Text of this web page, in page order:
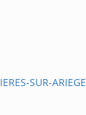
SUR-ARIEGE